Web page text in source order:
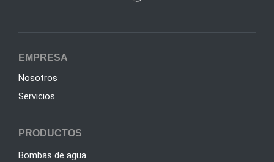
EMPRESA
Nosotros
Servicios
PRODUCTOS
Bombas de agua